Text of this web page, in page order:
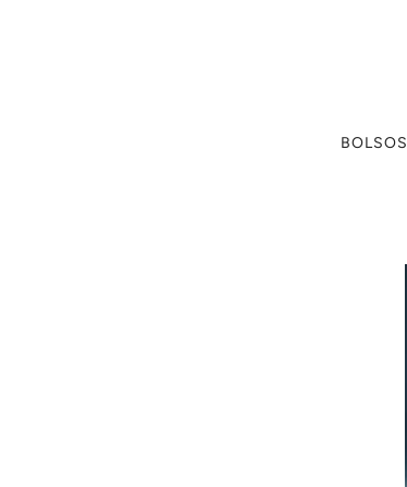
BOLSOS